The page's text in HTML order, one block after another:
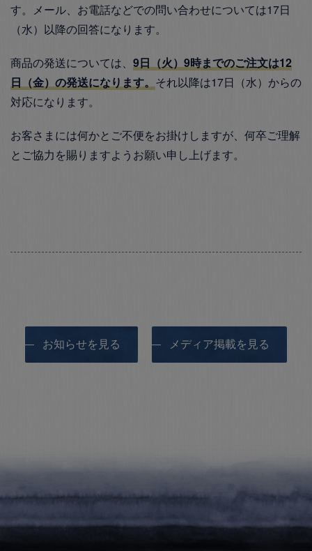
す。メール、お電話などでの問い合わせについては17日
（水）以降の回答になります。
商品の発送については、 9日（火）9時までのご注文は12
日（金）の発送になります。 それ以降は17日（水）からの
対応になります。
お客さまには何かとご不便をお掛けしますが、何卒ご理解
とご協力を賜りますようお願い申し上げます。
お知らせを見る メディア掲載を見る